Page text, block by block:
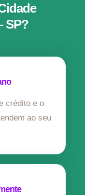
SP?
crédito e o
ao seu